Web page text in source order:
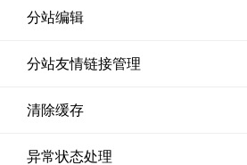
分站编辑
分站友情链接管理
清除缓存
异常状态处理